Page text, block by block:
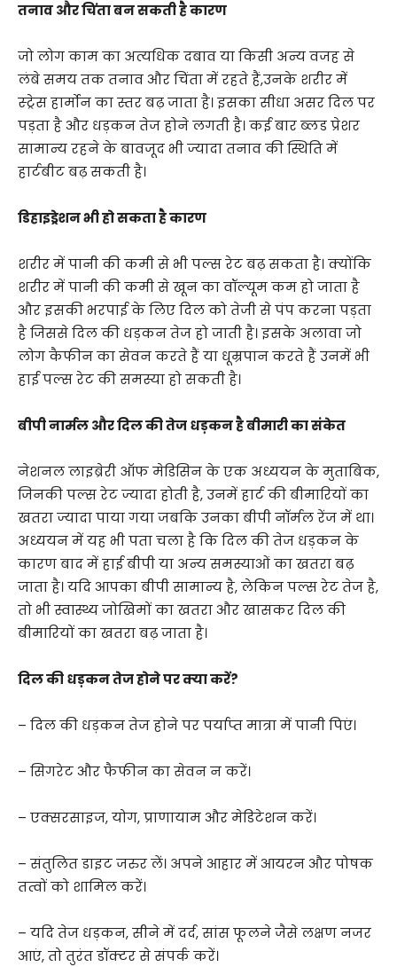
तनाव और च‍िंता बन सकती है कारण
जो लोग काम का अत्यधिक दबाव या किसी अन्य वजह से
लंबे समय तक तनाव और चिंता में रहते हैं,उनके शरीर में
स्ट्रेस हार्मोन का स्तर बढ़ जाता है। इसका सीधा असर दिल पर
पड़ता है और धड़कन तेज होने लगती है। कई बार ब्लड प्रेशर
सामान्य रहने के बावजूद भी ज्यादा तनाव की स्थिति में
हार्टबीट बढ़ सकती है।
ड‍िहाइड्रेशन भी हो सकता है कारण
शरीर में पानी की कमी से भी पल्स रेट बढ़ सकता है। क्योंकि
शरीर में पानी की कमी से खून का वॉल्यूम कम हो जाता है
और इसकी भरपाई के लिए दिल को तेजी से पंप करना पड़ता
है जिससे दिल की धड़कन तेज हो जाती है। इसके अलावा जो
लोग कैफीन का सेवन करते हैं या धूम्रपान करते हैं उनमें भी
हाई पल्स रेट की समस्या हो सकती है।
बीपी नार्मल और द‍िल की तेज धड़कन है बीमारी का संकेत
नेशनल लाइब्रेरी ऑफ मेडिसिन के एक अध्ययन के मुताबिक,
जिनकी पल्स रेट ज्यादा होती है, उनमें हार्ट की बीमारियों का
खतरा ज्यादा पाया गया जबकि उनका बीपी नॉर्मल रेंज में था।
अध्ययन में यह भी पता चला है कि दिल की तेज धड़कन के
कारण बाद में हाई बीपी या अन्य समस्याओं का खतरा बढ़
जाता है। यदि आपका बीपी सामान्य है, लेकिन पल्स रेट तेज है,
तो भी स्वास्थ्य जोखिमों का खतरा और खासकर दिल की
बीमारियों का खतरा बढ़ जाता है।
द‍िल की धड़कन तेज होने पर क्‍या करें?
– दिल की धड़कन तेज होने पर पर्याप्त मात्रा में पानी पिएं।
– सिगरेट और फैफीन का सेवन न करें।
– एक्सरसाइज, योग, प्राणायाम और मेडिटेशन करें।
– संतुलित डाइट जरुर लें। अपने आहार में आयरन और पोषक
तत्वों को शामिल करें।
– यदि तेज धड़कन, सीने में दर्द, सांस फूलने जैसे लक्षण नजर
आएं, तो तुरंत डॉक्टर से संपर्क करें।